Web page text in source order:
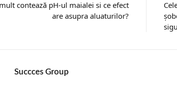
contează pH-ul maialei si ce efect
are asupra aluaturilor?
Succces Group